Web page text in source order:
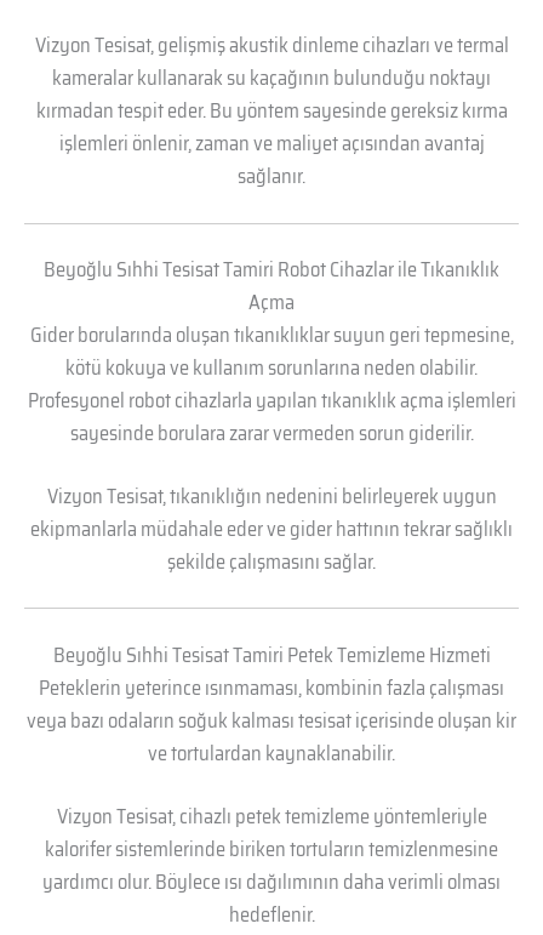
Vizyon Tesisat, gelişmiş akustik dinleme cihazları ve termal
kameralar kullanarak su kaçağının bulunduğu noktayı
kırmadan tespit eder. Bu yöntem sayesinde gereksiz kırma
işlemleri önlenir, zaman ve maliyet açısından avantaj
sağlanır.
Beyoğlu Sıhhi Tesisat Tamiri Robot Cihazlar ile Tıkanıklık
Açma
Gider borularında oluşan tıkanıklıklar suyun geri tepmesine,
kötü kokuya ve kullanım sorunlarına neden olabilir.
Profesyonel robot cihazlarla yapılan tıkanıklık açma işlemleri
sayesinde borulara zarar vermeden sorun giderilir.
Vizyon Tesisat, tıkanıklığın nedenini belirleyerek uygun
ekipmanlarla müdahale eder ve gider hattının tekrar sağlıklı
şekilde çalışmasını sağlar.
Beyoğlu Sıhhi Tesisat Tamiri Petek Temizleme Hizmeti
Peteklerin yeterince ısınmaması, kombinin fazla çalışması
veya bazı odaların soğuk kalması tesisat içerisinde oluşan kir
ve tortulardan kaynaklanabilir.
Vizyon Tesisat, cihazlı petek temizleme yöntemleriyle
kalorifer sistemlerinde biriken tortuların temizlenmesine
yardımcı olur. Böylece ısı dağılımının daha verimli olması
hedeflenir.